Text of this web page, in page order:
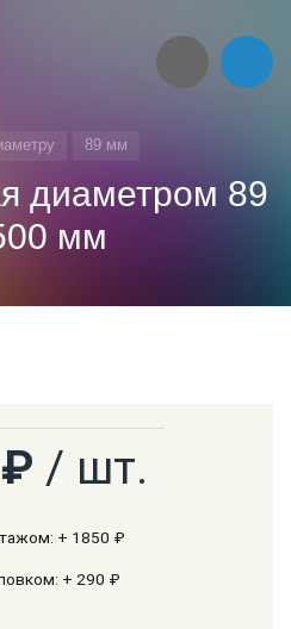
89 мм
диаметром 89
мм
/ шт.
+ 1850 ₽
+ 290 ₽